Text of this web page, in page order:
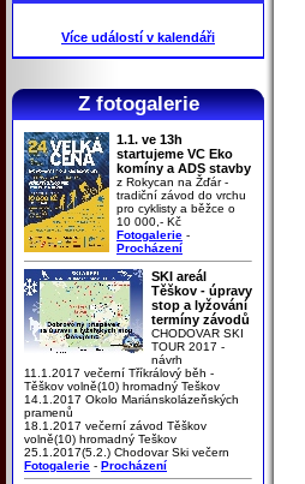
Více událostí v kalendáři
Z fotogalerie
1.1. ve 13h
startujeme VC Eko
komíny a ADS stavby
z Rokycan na Žďár -
tradiční závod do vrchu
pro cyklisty a běžce o
10 000,- Kč
Fotogalerie -
Procházení
SKI areál
Těškov - úpravy
stop a lyžování
termíny závodů
CHODOVAR SKI
TOUR 2017 -
návrh
11.1.2017 večerní Tříkrálový běh -
Těškov volně(10) hromadný Teškov
14.1.2017 Okolo Mariánskolázeňských
pramenů
18.1.2017 večerní závod Těškov
volně(10) hromadný Teškov
25.1.2017(5.2.) Chodovar Ski večern
Fotogalerie - Procházení